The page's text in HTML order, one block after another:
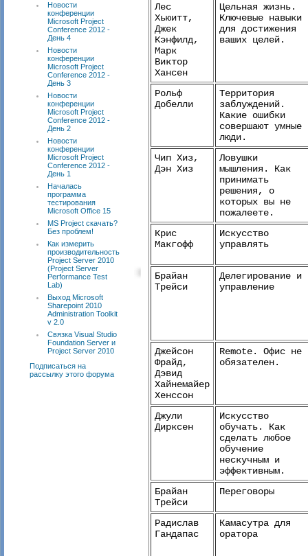
Новости
конференции
Microsoft Project
Conference 2012 -
День 4
Новости
конференции
Microsoft Project
Conference 2012 -
День 3
Новости
конференции
Microsoft Project
Conference 2012 -
День 2
Новости
конференции
Microsoft Project
Conference 2012 -
День 1
Началась
программа
тестирования
Microsoft Office 15
MS Project скачать?
Без проблем!
Как измерить
производительность
Project Server 2010
(Project Server
Performance Test
Lab)
Выход Microsoft
Sharepoint 2010
Administration Toolkit
v 2.0
Связка Visual Studio
Foundation Server и
Project Server 2010
Подписаться на
рассылку этого форума
Лес
Хьюитт,
Джек
Кэнфилд,
Марк
Виктор
Хансен
Цельная жизнь.
Ключевые навыки
для достижения
ваших целей.
Рольф
Добелли
Территория
заблуждений.
Какие ошибки
совершают умные
люди.
Чип Хиз,
Дэн Хиз
Ловушки
мышления. Как
принимать
решения, о
которых вы не
пожалеете.
Крис
Макгофф
Искусство
управлять
Брайан
Трейси
Делегирование и
управление
Джейсон
Фрайд,
Дэвид
Хайнемайер
Хенссон
Remote. Офис не
обязателен.
Джули
Дирксен
Искусство
обучать. Как
сделать любое
обучение
нескучным и
эффективным.
Брайан
Трейси
Переговоры
Радислав
Гандапас
Камасутра для
оратора